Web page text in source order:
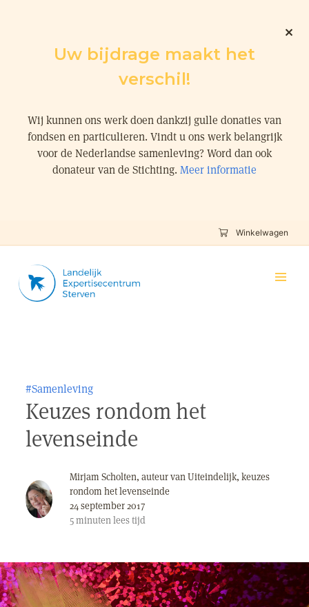
Uw bijdrage maakt het
verschil!
Wij kunnen ons werk doen dankzij gulle donaties van
fondsen en particulieren. Vindt u ons werk belangrijk
voor de Nederlandse samenleving? Word dan ook
donateur van de Stichting. Meer informatie
Winkelwagen
#Samenleving
Keuzes rondom het
levenseinde
Mirjam Scholten, auteur van Uiteindelijk, keuzes
rondom het levenseinde
24 september 2017
5minutenlees tijd